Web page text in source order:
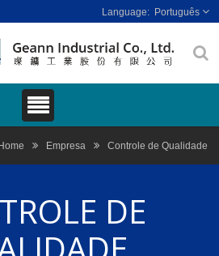
Português
Empresa Controle de Qualidade
DE